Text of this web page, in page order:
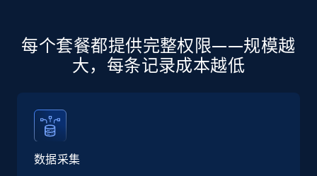
Company id, Job location, Job summary, Job
seniority level, and more.
Google Maps full information
每个套餐都提供完整权限——规模越
大，每条记录成本越低
数据采集